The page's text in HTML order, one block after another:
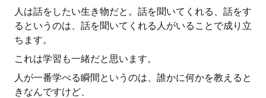
人は話をしたい生き物だと。話を聞いてくれる、話をす
るというのは、話を聞いてくれる人がいることで成り立
ちます。
これは学習も一緒だと思います。
人が一番学べる瞬間というのは、誰かに何かを教えると
きなんですけど、